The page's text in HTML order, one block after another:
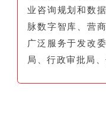
业咨询规划和数
脉数字智库、营
广泛服务于发改
局、行政审批局